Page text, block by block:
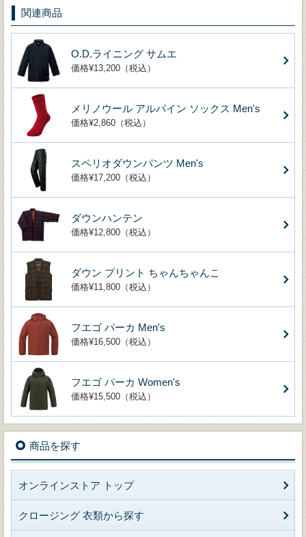
関連商品
O.D.ライニング サムエ
価格¥13,200（税込）
メリノウール アルパイン ソックス Men's
価格¥2,860（税込）
スペリオダウンパンツ Men's
価格¥17,200（税込）
ダウンハンテン
価格¥12,800（税込）
ダウン プリント ちゃんちゃんこ
価格¥11,800（税込）
フエゴ パーカ Men's
価格¥16,500（税込）
フエゴ パーカ Women's
価格¥15,500（税込）
商品を探す
オンラインストア トップ
クロージング 衣類から探す